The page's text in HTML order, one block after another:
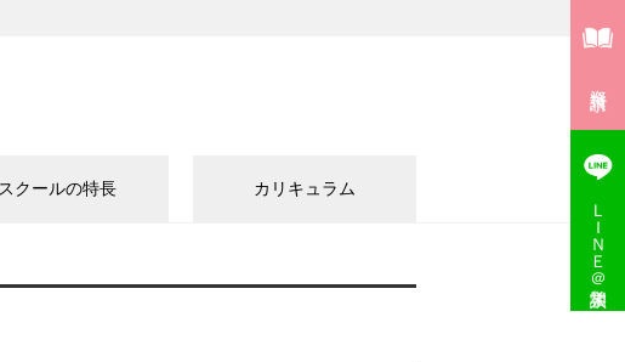
スクールの特長 カリキュラム
ＬＩＮＥ＠入学相談